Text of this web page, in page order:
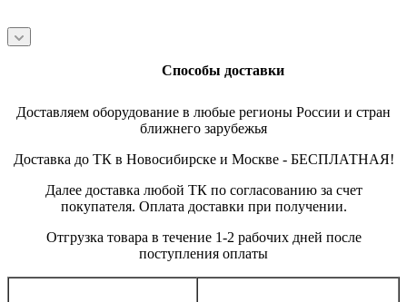
Способы доставки
Доставляем оборудование в любые регионы России и стран
ближнего зарубежья
Доставка до ТК в Новосибирске и Москве - БЕСПЛАТНАЯ!
Далее доставка любой ТК по согласованию за счет
покупателя. Оплата доставки при получении.
Отгрузка товара в течение 1-2 рабочих дней после
поступления оплаты